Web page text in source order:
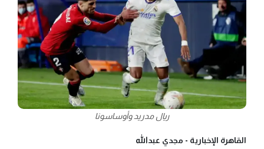
ريال مدريد وأوساسونا
القاهرة الإخبارية - مجدي عبدالله